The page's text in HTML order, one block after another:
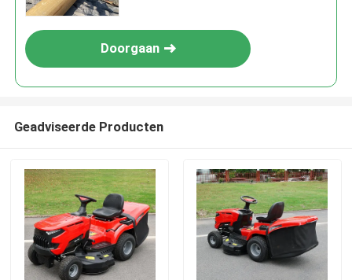
VERZENDEN
Doorgaan
Geadviseerde Producten